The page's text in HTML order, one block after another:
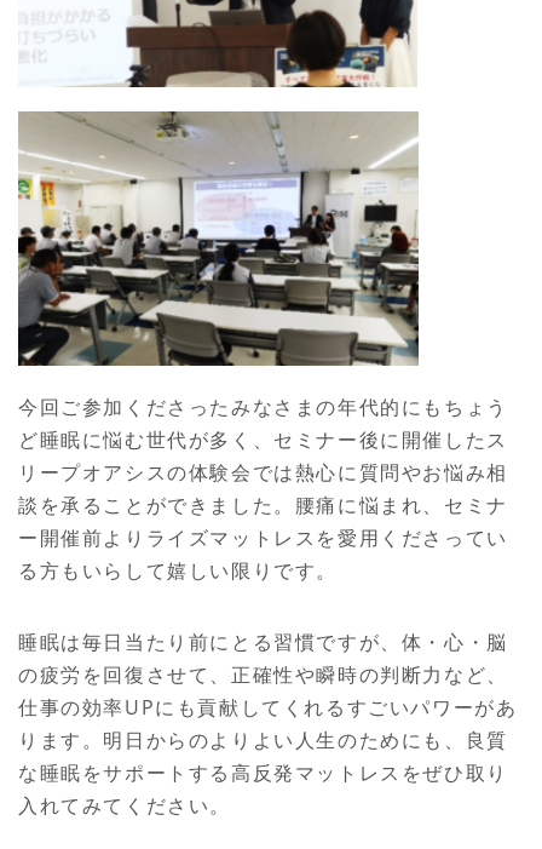
今回ご参加くださったみなさまの年代的にもちょう
ど睡眠に悩む世代が多く、セミナー後に開催したス
リープオアシスの体験会では熱心に質問やお悩み相
談を承ることができました。腰痛に悩まれ、セミナ
ー開催前よりライズマットレスを愛用くださってい
る方もいらして嬉しい限りです。
睡眠は毎日当たり前にとる習慣ですが、体・心・脳
の疲労を回復させて、正確性や瞬時の判断力など、
仕事の効率UPにも貢献してくれるすごいパワーがあ
ります。明日からのよりよい人生のためにも、良質
な睡眠をサポートする高反発マットレスをぜひ取り
入れてみてください。